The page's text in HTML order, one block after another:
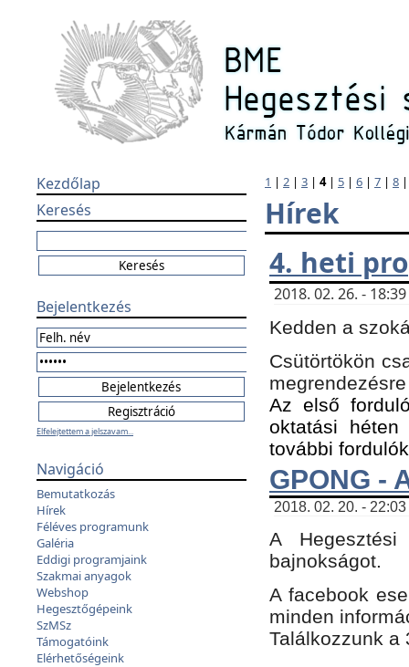
Kezdőlap
Keresés
Bejelentkezés
Elfelejtettem a jelszavam...
Navigáció
Bemutatkozás
Hírek
Féléves programunk
Galéria
Eddigi programjaink
Szakmai anyagok
Webshop
Hegesztőgépeink
SzMSz
Támogatóink
Elérhetőségeink
1 | 2 | 3 | 4| 5 | 6 | 7 | 8
Hírek
4. heti
2018. 02. 26. -
Kedden a
Csütörtökön
Az első
oktatási
további
GPONG -
2018. 02. 20. -
A
bajnokságot.
A facebook
minden
Találkozzunk a